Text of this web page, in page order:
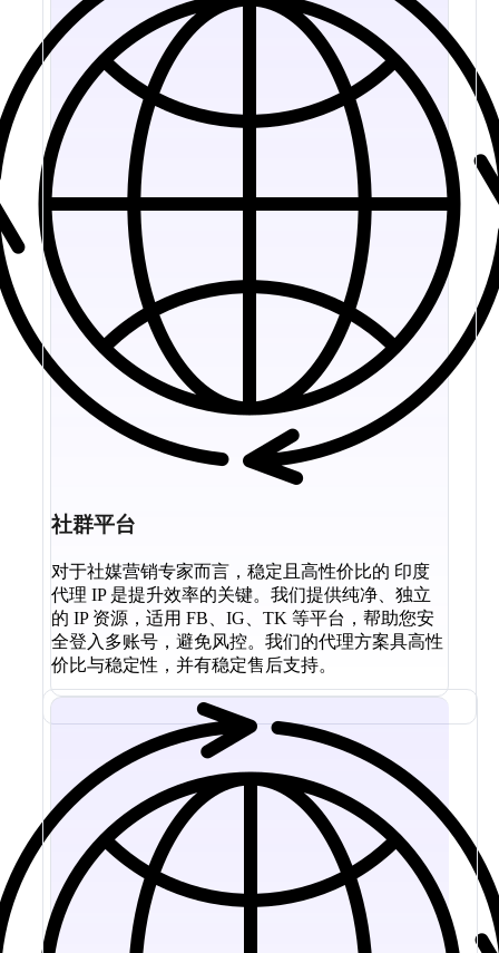
社群平台
对于社媒营销专家而言，稳定且高性价比的 印度
代理 IP 是提升效率的关键。我们提供纯净、独立
的 IP 资源，适用 FB、IG、TK 等平台，帮助您安
全登入多账号，避免风控。我们的代理方案具高性
价比与稳定性，并有稳定售后支持。